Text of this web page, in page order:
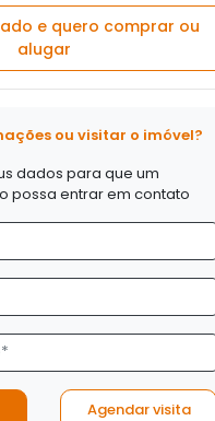
e quero comprar ou
alugar
ou visitar o imóvel?
dados para que um
possa entrar em contato
Agendar visita